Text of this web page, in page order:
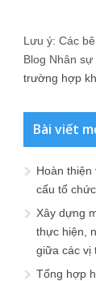
Lưu ý: Các
Blog Nhân sự
trường hợp
Bài viết
Hoàn
cấu tổ
Xây dựng
thực hiện,
giữa các vị
Tổng hợp